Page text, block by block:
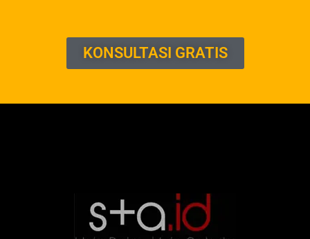
KONSULTASI GRATIS